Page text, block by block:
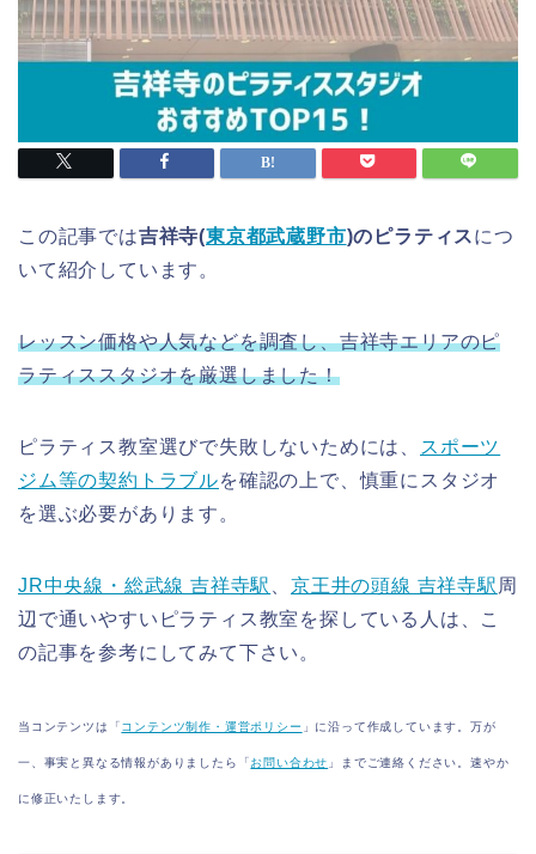
この記事では吉祥寺(東京都武蔵野市)のピラティスにつ
いて紹介しています。
レッスン価格や人気などを調査し、吉祥寺エリアのピ
ラティススタジオを厳選しました！
ピラティス教室選びで失敗しないためには、
スポーツ
ジム等の契約トラブルを確認の上で、慎重にスタジオ
を選ぶ必要があります。
JR中央線・総武線 吉祥寺駅 、京王井の頭線 吉祥寺駅 周
辺で通いやすいピラティス教室を探している人は、こ
の記事を参考にしてみて下さい。
当コンテンツは「コンテンツ制作・運営ポリシー 」に沿って作成しています。万が
一、事実と異なる情報がありましたら「お問い合わせ 」までご連絡ください。速やか
に修正いたします。